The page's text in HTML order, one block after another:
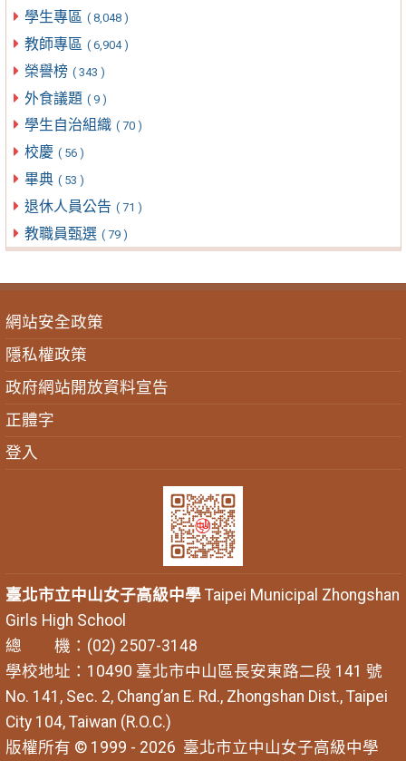
學生專區 ( 8,048 )
教師專區 ( 6,904 )
榮譽榜 ( 343 )
外食議題 ( 9 )
學生自治組織 ( 70 )
校慶 ( 56 )
畢典 ( 53 )
退休人員公告 ( 71 )
教職員甄選 ( 79 )
網站安全政策
隱私權政策
政府網站開放資料宣告
正體字
登入
臺北市立中山女子高級中學Taipei Municipal Zhongshan
Girls High School
總 機：(02) 2507-3148
學校地址：10490 臺北市中山區長安東路二段 141 號
No. 141, Sec. 2, Chang’an E. Rd., Zhongshan Dist., Taipei
City 104, Taiwan (R.O.C.)
版權所有 © 1999 - 2026 臺北市立中山女子高級中學